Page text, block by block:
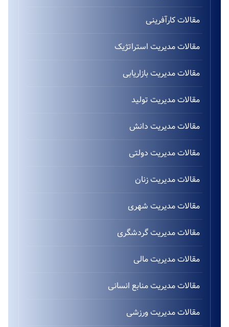
مقالات کارآفرینی
مقالات مدیریت استراتژیک
مقالات مدیریت بازاریابی
مقالات مدیریت تولید
مقالات مدیریت دانش
مقالات مدیریت دولتی
مقالات مدیریت زنان
مقالات مدیریت شهری
مقالات مدیریت گردشگری
مقالات مدیریت مالی
مقالات مدیریت منابع انسانی
مقالات مدیریت ورزشی